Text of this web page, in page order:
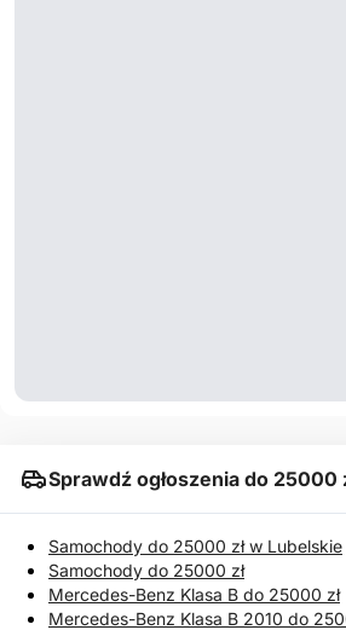
Sprawdź ogłoszenia do 25000
Samochody do 25000 zł w Lubelskie
Samochody do 25000 zł
Mercedes-Benz Klasa B do 25000 zł
Mercedes-Benz Klasa B 2010 do